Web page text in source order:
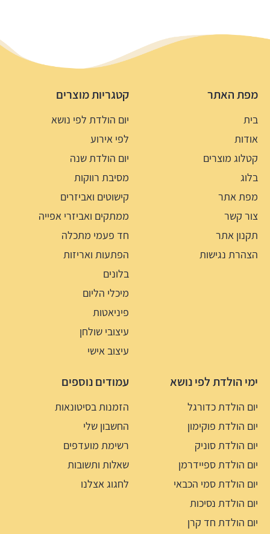
מפת האתר
בית
אודות
קטלוג מוצרים
בלוג
מפת אתר
צור קשר
תקנון אתר
הצהרת נגישות
קטגריות מוצרים
יום הולדת לפי נושא
לפי אירוע
יום הולדת שנה
מסיבת רווקות
קישוטים ואביזרים
ממתקים ואביזרי אפייה
חד פעמי מתכלה
הפתעות ואריזות
בלונים
מיכלי הליום
פיניאטות
עיצובי שולחן
עיצוב אישי
ימי הולדת לפי נושא
יום הולדת כדורגל
יום הולדת פוקימון
יום הולדת סוניק
יום הולדת ספיידרמן
יום הולדת סמי הכבאי
יום הולדת נסיכות
יום הולדת חד קרן
עמודים נוספים
הזמנות בסיטונאות
החשבון שלי
רשימת מועדפים
שאלות ותשובות
לחגוג אצלנו